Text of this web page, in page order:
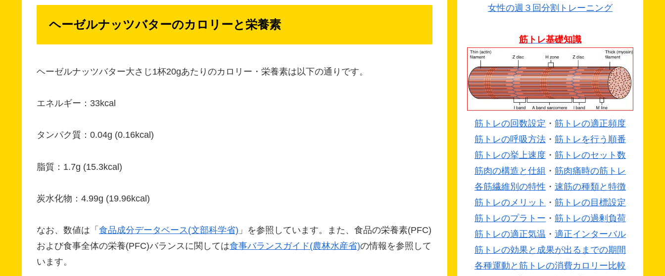
ヘーゼルナッツバターのカロリーと栄養素
ヘーゼルナッツバター大さじ1杯20gあたりのカロリー・栄養素は以下の通りです。
エネルギー：33kcal
タンパク質：0.04g (0.16kcal)
脂質：1.7g (15.3kcal)
炭水化物：4.99g (19.96kcal)
なお、数値は「 食品成分データベース(文部科学省) 」を参照しています。また、食品の栄養素(PFC)
および食事全体の栄養(PFC)バランスに関しては食事バランスガイド(農林水産省)の情報を参照して
います。
女性の週３回分割トレーニング
筋トレ基礎知識
筋トレの回数設定 ・ 筋トレの適正頻度
筋トレの呼吸方法 ・ 筋トレを行う順番
筋トレの挙上速度 ・ 筋トレのセット数
筋肉の構造と仕組 ・ 筋肉痛時の筋トレ
各筋繊維別の特性 ・ 速筋の種類と特徴
筋トレのメリット ・ 筋トレの目標設定
筋トレのプラトー ・ 筋トレの過剰負荷
筋トレの適正気温 ・ 適正インターバル
筋トレの効果と成果が出るまでの期間
各種運動と筋トレの消費カロリー比較